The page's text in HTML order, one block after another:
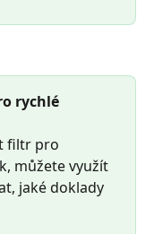
rychlé
filtr pro
můžete využít
jaké doklady